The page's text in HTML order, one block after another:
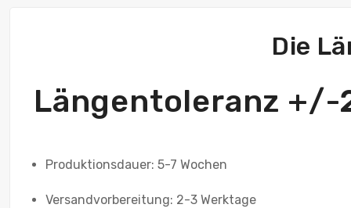
Die
Längentoleranz +/-
Produktionsdauer: 5-7 Wochen
Versandvorbereitung: 2-3 Werktage